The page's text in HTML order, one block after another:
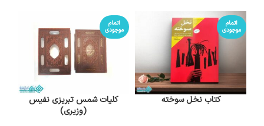
اتمام
موجودی
کتاب نخل سوخته
اتمام
موجودی
کلیات شمس تبریزی نفیس
(وزیری)